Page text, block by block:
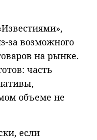
за возможного
на рынке.
часть
объеме не
если